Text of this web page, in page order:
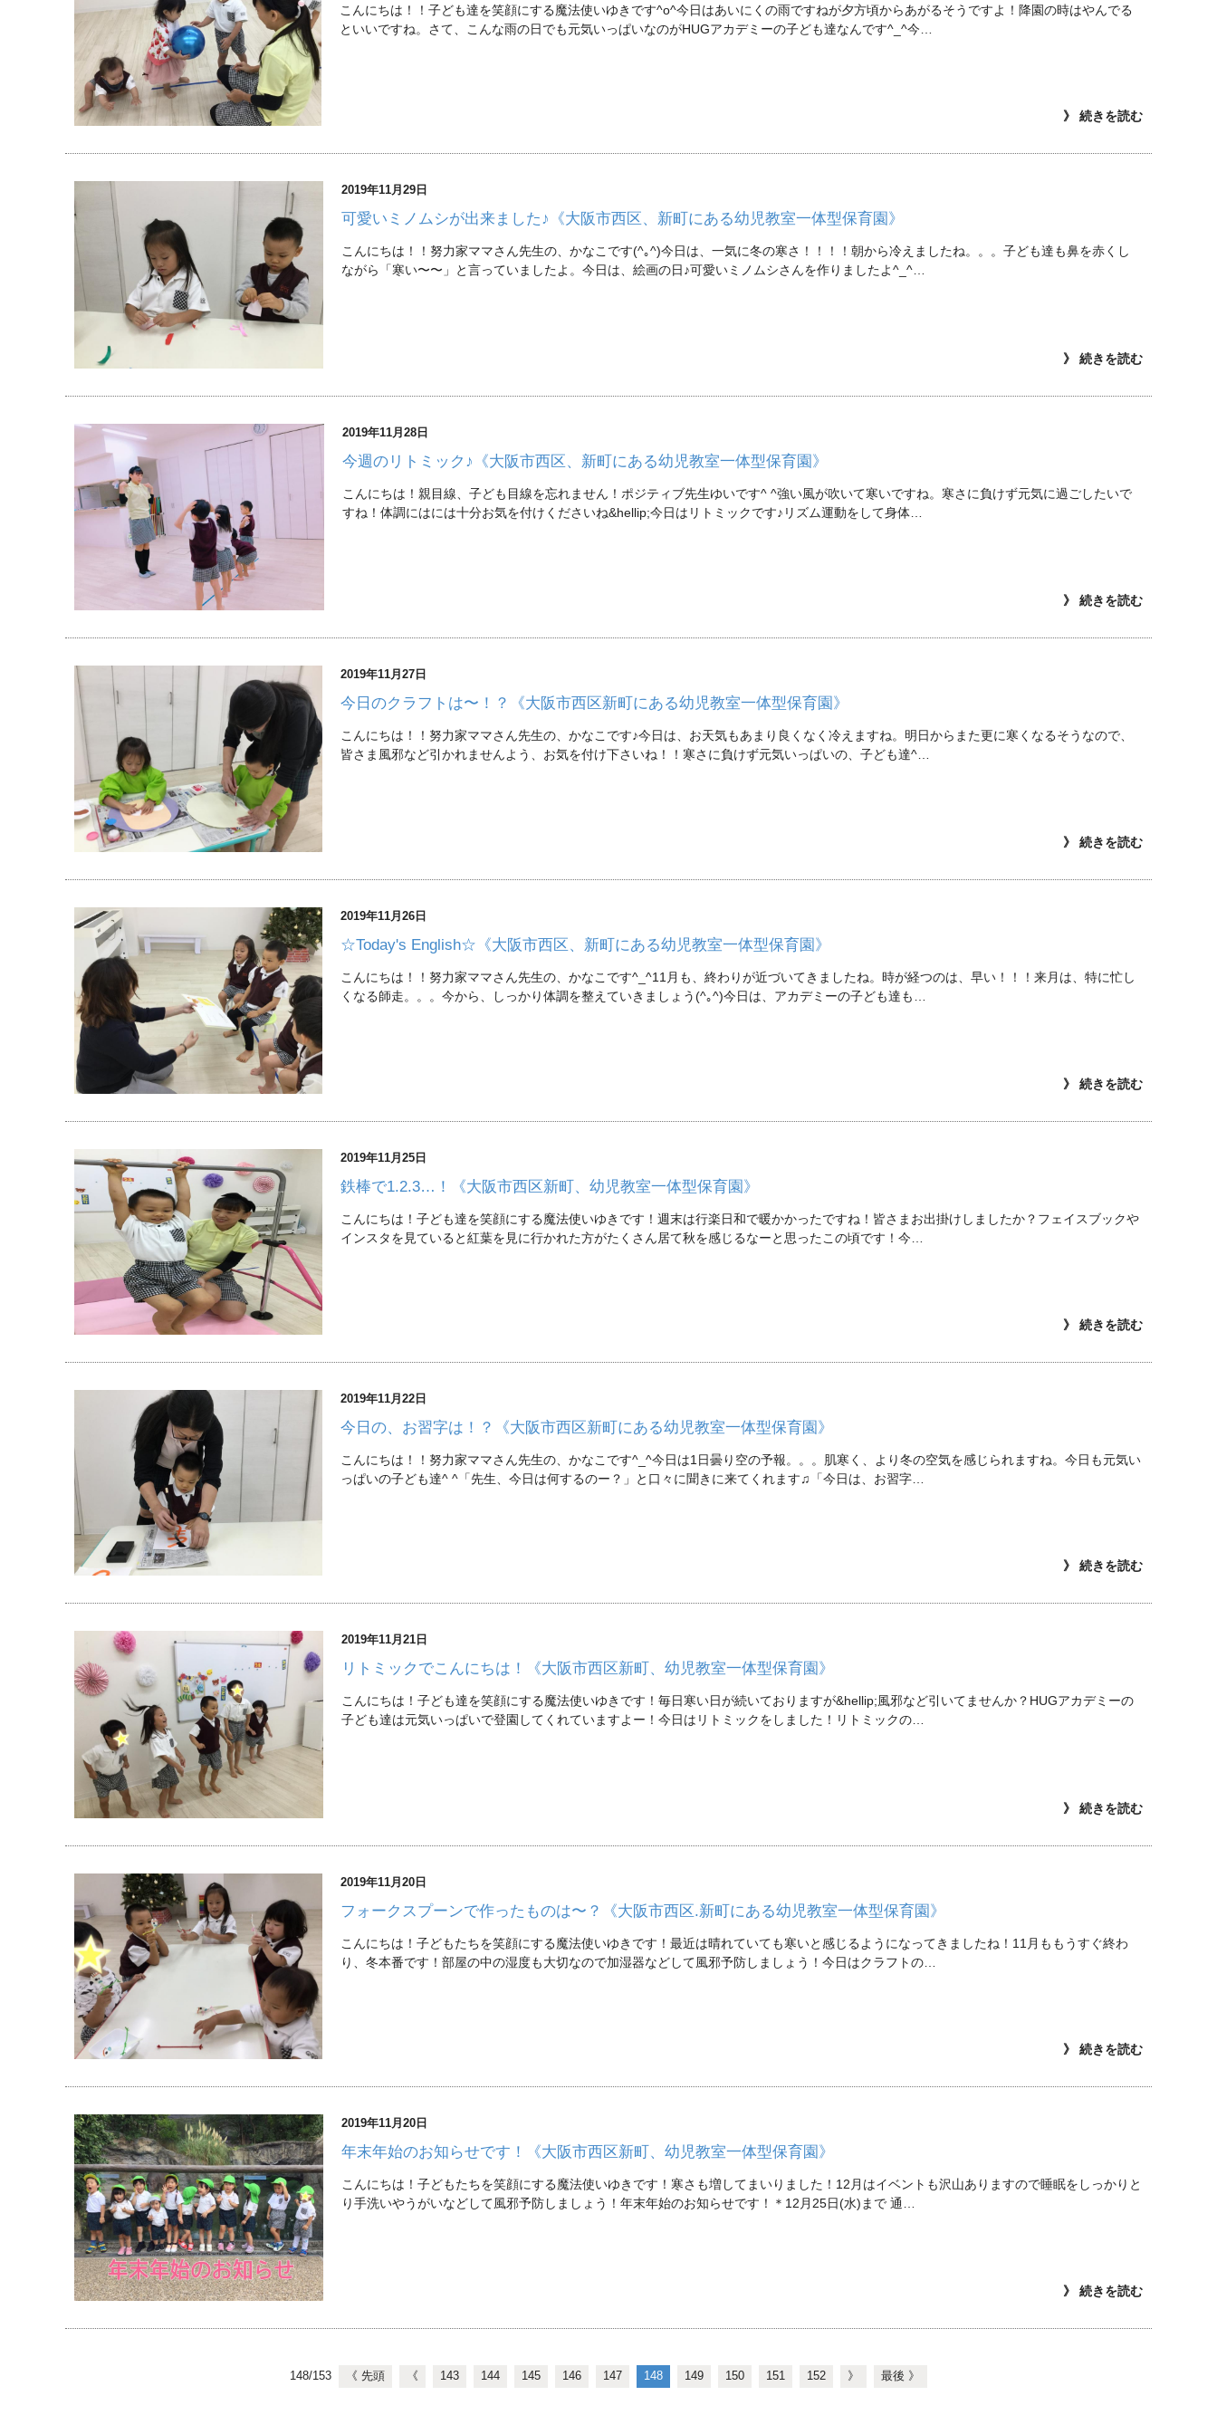
こんにちは！！子ども達を笑顔にする魔法使いゆきです^o^今日はあいにくの雨ですねが夕方頃からあがるそうですよ！降園の時はやんでる
といいですね。さて、こんな雨の日でも元気いっぱいなのがHUGアカデミーの子ども達なんです^_^今…
》 続きを読む
2019年11月29日
可愛いミノムシが出来ました♪《大阪市西区、新町にある幼児教室一体型保育園》
こんにちは！！努力家ママさん先生の、かなこです(^｡^)今日は、一気に冬の寒さ！！！！朝から冷えましたね。。。子ども達も鼻を赤くし
ながら「寒い〜〜」と言っていましたよ。今日は、絵画の日♪可愛いミノムシさんを作りましたよ^_^…
》 続きを読む
2019年11月28日
今週のリトミック♪《大阪市西区、新町にある幼児教室一体型保育園》
こんにちは！親目線、子ども目線を忘れません！ポジティブ先生ゆいです^ ^強い風が吹いて寒いですね。寒さに負けず元気に過ごしたいで
すね！体調にはには十分お気を付けくださいね&hellip;今日はリトミックです♪リズム運動をして身体…
》 続きを読む
2019年11月27日
今日のクラフトは〜！？《大阪市西区新町にある幼児教室一体型保育園》
こんにちは！！努力家ママさん先生の、かなこです♪今日は、お天気もあまり良くなく冷えますね。明日からまた更に寒くなるそうなので、
皆さま風邪など引かれませんよう、お気を付け下さいね！！寒さに負けず元気いっぱいの、子ども達^…
》 続きを読む
2019年11月26日
☆Today's English☆《大阪市西区、新町にある幼児教室一体型保育園》
こんにちは！！努力家ママさん先生の、かなこです^_^11月も、終わりが近づいてきましたね。時が経つのは、早い！！！来月は、特に忙し
くなる師走。。。今から、しっかり体調を整えていきましょう(^｡^)今日は、アカデミーの子ども達も…
》 続きを読む
2019年11月25日
鉄棒で1.2.3…！《大阪市西区新町、幼児教室一体型保育園》
こんにちは！子ども達を笑顔にする魔法使いゆきです！週末は行楽日和で暖かかったですね！皆さまお出掛けしましたか？フェイスブックや
インスタを見ていると紅葉を見に行かれた方がたくさん居て秋を感じるなーと思ったこの頃です！今…
》 続きを読む
2019年11月22日
今日の、お習字は！？《大阪市西区新町にある幼児教室一体型保育園》
こんにちは！！努力家ママさん先生の、かなこです^_^今日は1日曇り空の予報。。。肌寒く、より冬の空気を感じられますね。今日も元気い
っぱいの子ども達^ ^「先生、今日は何するのー？」と口々に聞きに来てくれます♫「今日は、お習字…
》 続きを読む
2019年11月21日
リトミックでこんにちは！《大阪市西区新町、幼児教室一体型保育園》
こんにちは！子ども達を笑顔にする魔法使いゆきです！毎日寒い日が続いておりますが&hellip;風邪など引いてませんか？HUGアカデミーの
子ども達は元気いっぱいで登園してくれていますよー！今日はリトミックをしました！リトミックの…
》 続きを読む
2019年11月20日
フォークスプーンで作ったものは〜？《大阪市西区.新町にある幼児教室一体型保育園》
こんにちは！子どもたちを笑顔にする魔法使いゆきです！最近は晴れていても寒いと感じるようになってきましたね！11月ももうすぐ終わ
り、冬本番です！部屋の中の湿度も大切なので加湿器などして風邪予防しましょう！今日はクラフトの…
》 続きを読む
2019年11月20日
年末年始のお知らせです！《大阪市西区新町、幼児教室一体型保育園》
こんにちは！子どもたちを笑顔にする魔法使いゆきです！寒さも増してまいりました！12月はイベントも沢山ありますので睡眠をしっかりと
り手洗いやうがいなどして風邪予防しましょう！年末年始のお知らせです！＊12月25日(水)まで 通…
》 続きを読む
148/153 《 先頭 《 143 144 145 146 147 148 149 150 151 152 》 最後 》